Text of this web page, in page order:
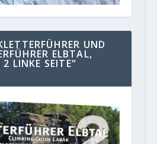
UND
ELBTAL,
LINKE SEITE“